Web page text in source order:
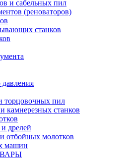
и сабельных пил
(реноваторов)
станков
торцовочных пил
камнерезных станков
дрелей
отбойных молотков
машин